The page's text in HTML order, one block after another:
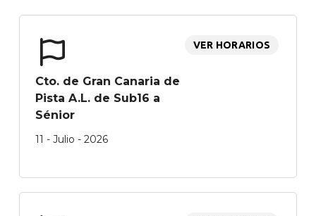
Cto. de Gran Canaria de
Pista A.L. de Sub16 a
Sénior
11 - Julio - 2026
VER HORARIOS